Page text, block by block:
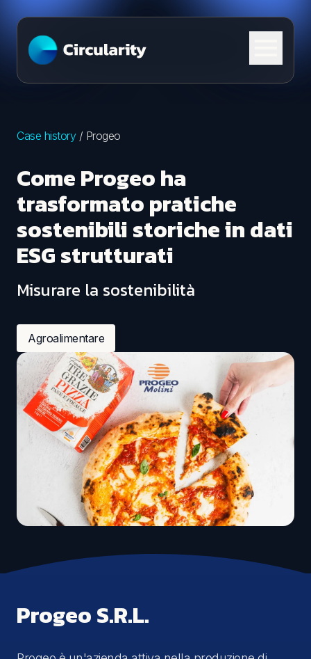
Skip to content
Case history / Progeo
Come Progeo ha
trasformato pratiche
sostenibili storiche in dati
ESG strutturati
Misurare la sostenibilità
Agroalimentare
Progeo S.R.L.